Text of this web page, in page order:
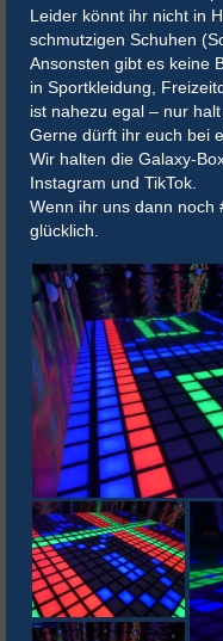
Leider könnt ihr nicht in
schmutzigen Schuhen
Ansonsten gibt es keine
in Sportkleidung,
ist nahezu egal – nur
Gerne dürft ihr euch bei
Wir halten die Galaxy-
Instagram und TikTok.
Wenn ihr uns dann noch
glücklich.